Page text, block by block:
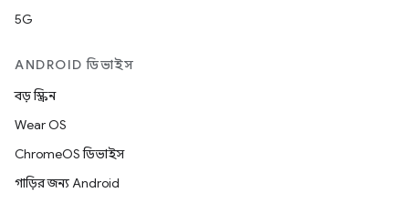
5G
ANDROID ডিভাইস
বড় স্ক্রিন
Wear OS
ChromeOS ডিভাইস
গাড়ির জন্য Android